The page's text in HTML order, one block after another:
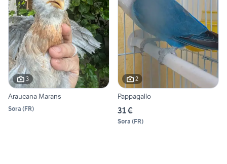
3
Araucana Marans
Sora (FR)
2
Pappagallo
31 €
Sora (FR)